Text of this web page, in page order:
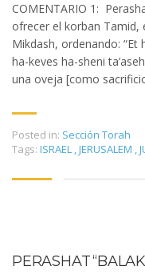
COMENTARIO 1:
ofrecer el korban Tamid,
Mikdash, ordenando: “Et
ha-keves ha-sheni
una oveja [como
Posted in: Sección Torah
Tags: ISRAEL ,JERUSALEM ,
PERASHAT